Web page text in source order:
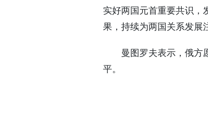
实好两国元首重要共识，
果，持续为两国关系发展
曼图罗夫表示，俄方
平。